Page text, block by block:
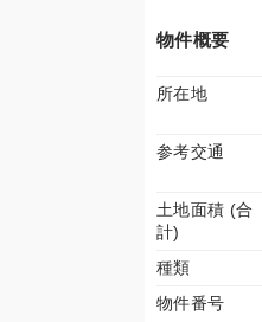
物件概要
所在地
参考交通
土地面積 (合
計)
種類
物件番号